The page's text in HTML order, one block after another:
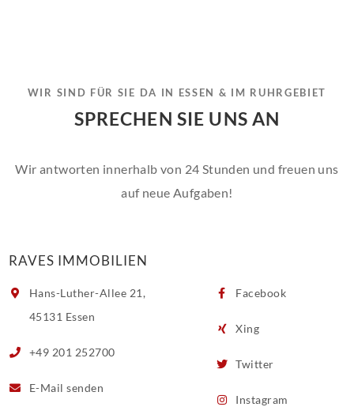
WIR SIND FÜR SIE DA IN ESSEN & IM RUHRGEBIET
SPRECHEN SIE UNS AN
Wir antworten innerhalb von 24 Stunden und freuen uns
auf neue Aufgaben!
RAVES IMMOBILIEN
Hans-Luther-Allee 21,
45131 Essen
+49 201 252700
E-Mailsenden
Facebook
Xing
Twitter
Instagram